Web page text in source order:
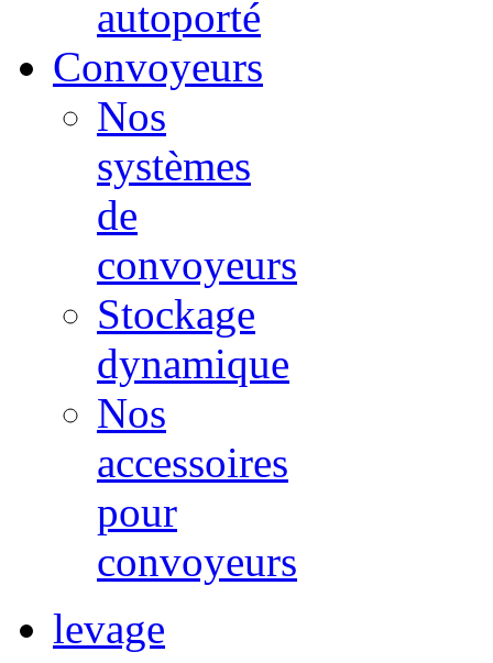
autoporté
Convoyeurs
Nos
systèmes
de
convoyeurs
Stockage
dynamique
Nos
accessoires
pour
convoyeurs
levage